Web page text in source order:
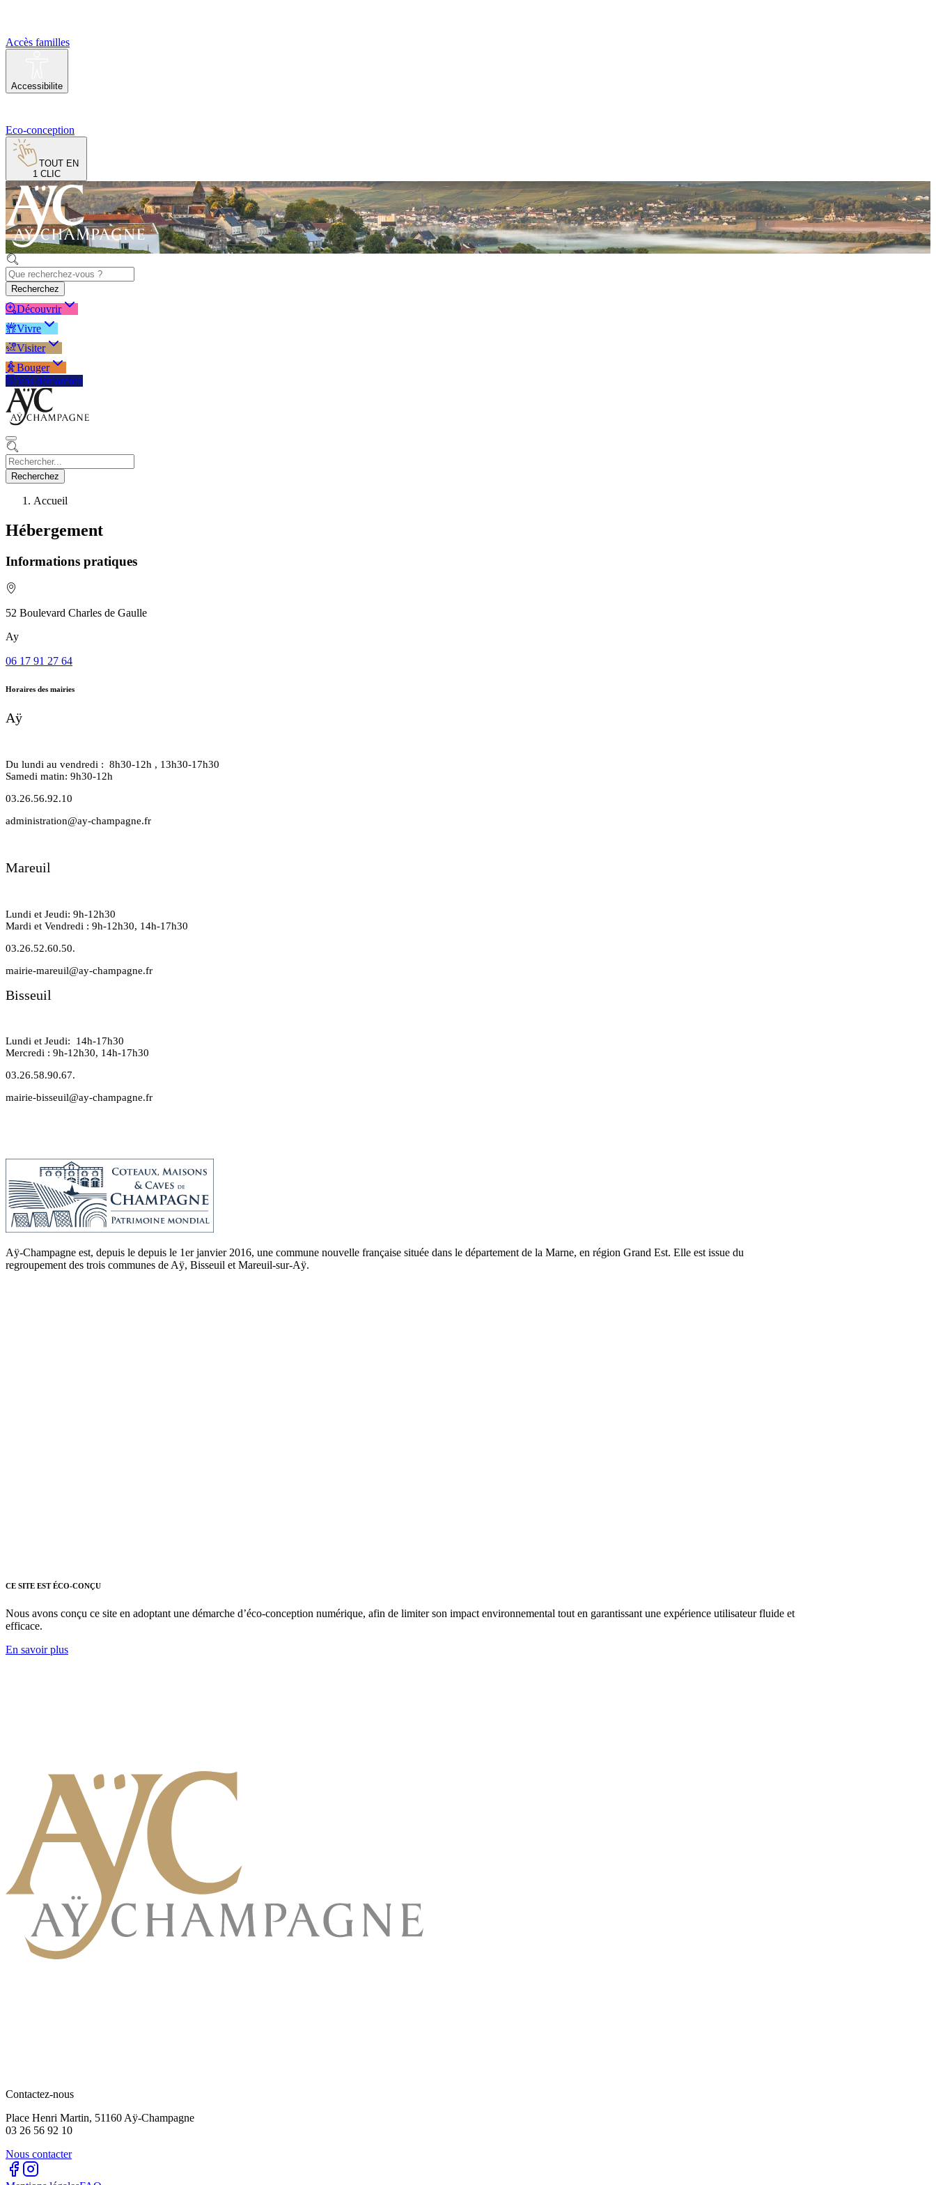
Accès familles
Accessibilite
Eco-conception
TOUT EN
1 CLIC
Recherchez
Découvrir
Vivre
Visiter
Bouger
Vos démarches
Recherchez
Accueil
Hébergement
Informations pratiques
52 Boulevard Charles de Gaulle
Ay
06 17 91 27 64
Horaires des mairies
Aÿ
Du lundi au vendredi : 8h30-12h , 13h30-17h30
Samedi matin: 9h30-12h
03.26.56.92.10
administration@ay-champagne.fr
Mareuil
Lundi et Jeudi: 9h-12h30
Mardi et Vendredi : 9h-12h30, 14h-17h30
03.26.52.60.50.
mairie-mareuil@ay-champagne.fr
Bisseuil
Lundi et Jeudi: 14h-17h30
Mercredi : 9h-12h30, 14h-17h30
03.26.58.90.67.
mairie-bisseuil@ay-champagne.fr
Aÿ-Champagne est, depuis le depuis le 1er janvier 2016, une commune nouvelle française située dans le département de la Marne, en région Grand Est. Elle est issue du
regroupement des trois communes de Aÿ, Bisseuil et Mareuil-sur-Aÿ.
CE SITE EST ÉCO-CONÇU
Nous avons conçu ce site en adoptant une démarche d’éco-conception numérique, afin de limiter son impact environnemental tout en garantissant une expérience utilisateur fluide et
efficace.
En savoir plus
Contactez-nous
Place Henri Martin, 51160 Aÿ-Champagne
03 26 56 92 10
Nous contacter